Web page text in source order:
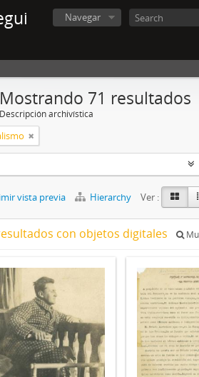
Navegar
Mostrando 71 resultados
Descripción archivística
vista previa Hierarchy Ver :
con objetos digitales